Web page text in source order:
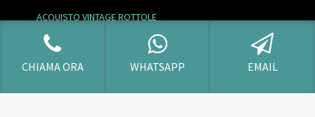
ACQUISTO VINTAGE ROTTOLE
ACQUISTO MOBILI DESIGN
CHIAMA ORA WHATSAPP EMAIL